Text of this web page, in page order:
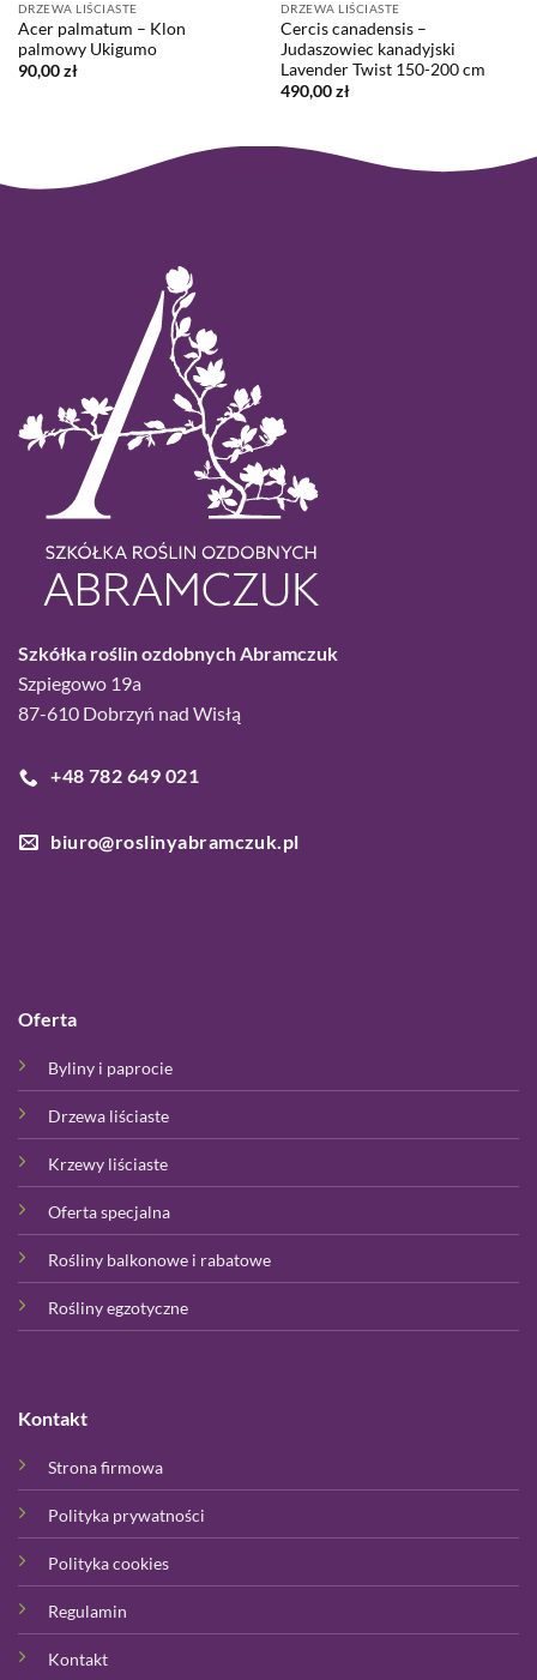
DRZEWA LIŚCIASTE
Acer palmatum – Klon
palmowy Ukigumo
90,00zł
DRZEWA LIŚCIASTE
Cercis canadensis –
Judaszowiec kanadyjski
Lavender Twist 150-200 cm
490,00zł
Szkółka roślin ozdobnych Abramczuk
Szpiegowo 19a
87-610 Dobrzyń nad Wisłą
+48 782 649 021
biuro@roslinyabramczuk.pl
Oferta
Byliny i paprocie
Drzewa liściaste
Krzewy liściaste
Oferta specjalna
Rośliny balkonowe i rabatowe
Rośliny egzotyczne
Kontakt
Strona firmowa
Polityka prywatności
Polityka cookies
Regulamin
Kontakt